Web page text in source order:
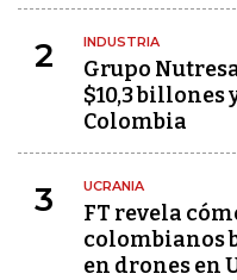
2 INDUSTRIA
Grupo
$10,3 billones
Colombia
3 UCRANIA
FT revela
colombianos
en drones en